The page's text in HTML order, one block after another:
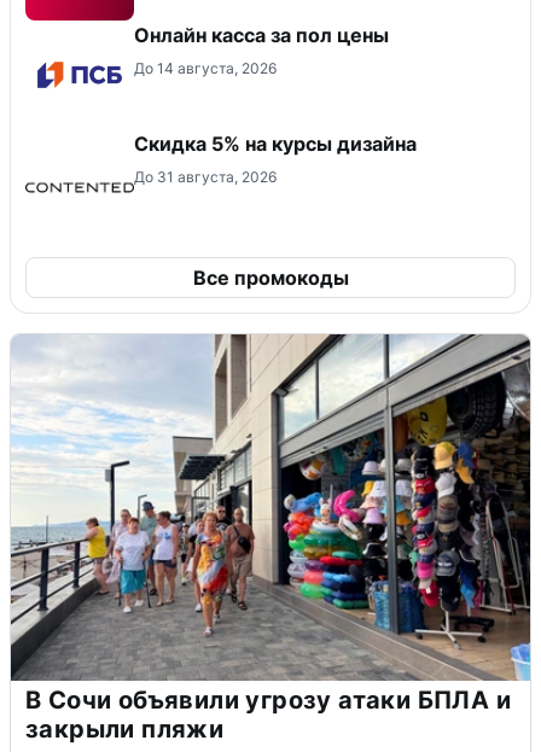
Онлайн касса за пол цены
До 14 августа, 2026
Скидка 5% на курсы дизайна
До 31 августа, 2026
Все промокоды
В Сочи объявили угрозу атаки БПЛА и
закрыли пляжи